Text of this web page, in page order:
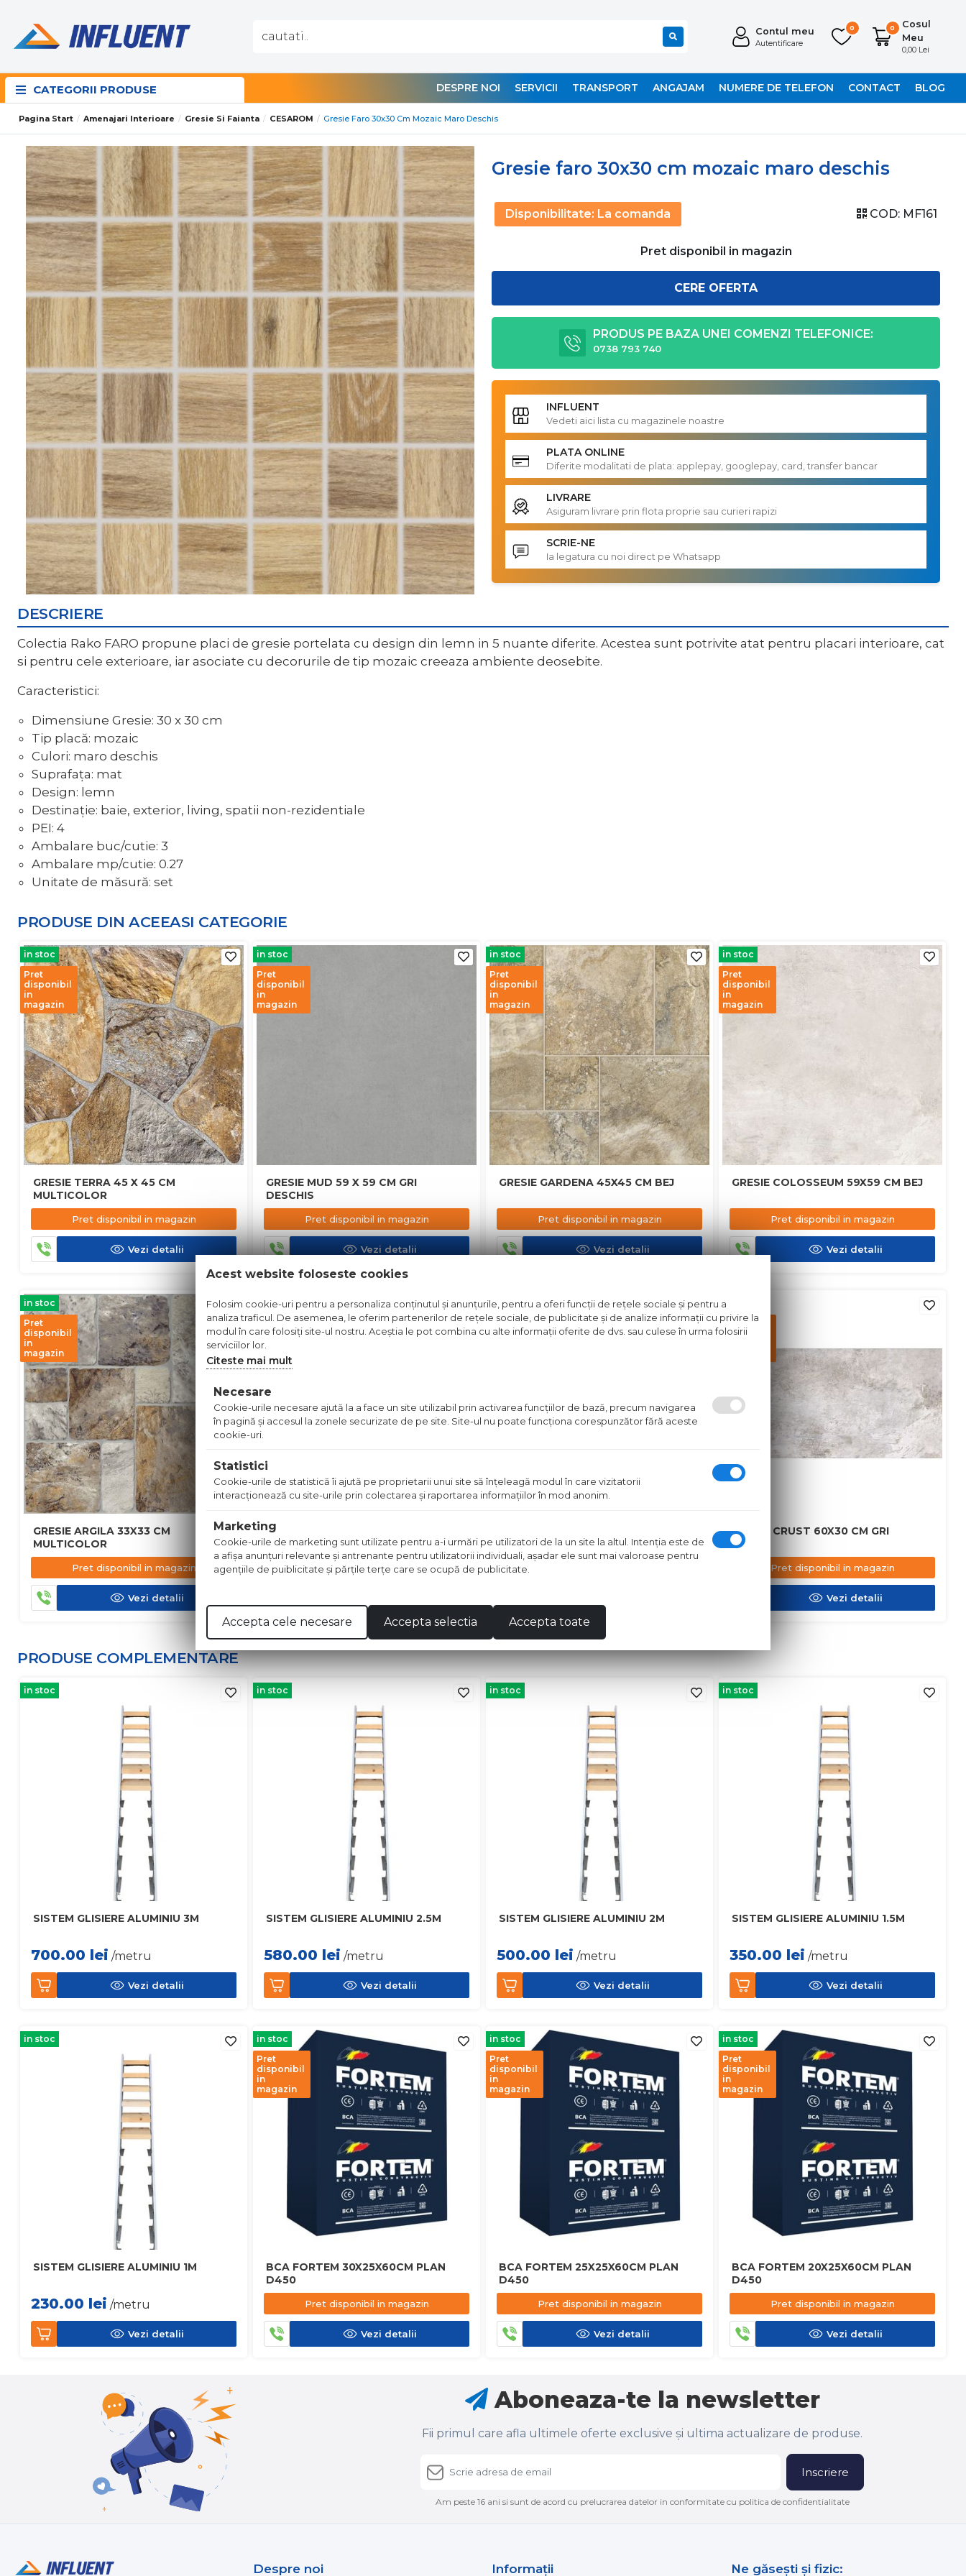
Contul meu
Autentificare
0 0
Cosul
Meu
0,00 Lei
CATEGORII PRODUSE DESPRE NOI SERVICII TRANSPORT ANGAJAM NUMERE DE TELEFON CONTACT BLOG
Pagina Start Amenajari Interioare Gresie Si Faianta CESAROM Gresie Faro 30x30 Cm Mozaic Maro Deschis
Gresie faro 30x30 cm mozaic maro deschis
Disponibilitate: La comanda COD: MF161
Pret disponibil in magazin
CERE OFERTA
PRODUS PE BAZA UNEI COMENZI TELEFONICE:
0738 793 740
INFLUENT
Vedeti aici lista cu magazinele noastre
PLATA ONLINE
Diferite modalitati de plata: applepay, googlepay, card, transfer bancar
LIVRARE
Asiguram livrare prin flota proprie sau curieri rapizi
SCRIE-NE
Ia legatura cu noi direct pe Whatsapp
DESCRIERE
Colectia Rako FARO propune placi de gresie portelata cu design din lemn in 5 nuante diferite. Acestea sunt potrivite atat pentru placari interioare, cat
si pentru cele exterioare, iar asociate cu decorurile de tip mozaic creeaza ambiente deosebite.
Caracteristici:
Dimensiune Gresie: 30 x 30 cm
Tip placă: mozaic
Culori: maro deschis
Suprafața: mat
Design: lemn
Destinație: baie, exterior, living, spatii non-rezidentiale
PEI: 4
Ambalare buc/cutie: 3
Ambalare mp/cutie: 0.27
Unitate de măsură: set
PRODUSE DIN ACEEASI CATEGORIE
in stoc
Pret
disponibil
in
magazin
GRESIE TERRA 45 X 45 CM
MULTICOLOR
Pret disponibil in magazin
Vezi detalii
in stoc
Pret
disponibil
in
magazin
GRESIE MUD 59 X 59 CM GRI
DESCHIS
Pret disponibil in magazin
Vezi detalii
in stoc
Pret
disponibil
in
magazin
GRESIE GARDENA 45X45 CM BEJ
Pret disponibil in magazin
Vezi detalii
in stoc
Pret
disponibil
in
magazin
GRESIE COLOSSEUM 59X59 CM BEJ
Pret disponibil in magazin
Vezi detalii
in stoc
Pret
disponibil
in
magazin
GRESIE ARGILA 33X33 CM
MULTICOLOR
Pret disponibil in magazin
Vezi detalii
in stoc
FAIANTA OPERA 50X20 CM MARO
41.90 lei /m 2
in stoc
Pret
disponibil
in stoc
Pret
disponibil
GRESIE CRUST 60X30 CM GRI
Pret disponibil in magazin
Vezi detalii
PRODUSE COMPLEMENTARE
in stoc
SISTEM GLISIERE ALUMINIU 3M
700.00 lei /metru
Vezi detalii
in stoc
SISTEM GLISIERE ALUMINIU 2.5M
580.00 lei /metru
Vezi detalii
in stoc
SISTEM GLISIERE ALUMINIU 2M
500.00 lei /metru
Vezi detalii
in stoc
SISTEM GLISIERE ALUMINIU 1.5M
350.00 lei /metru
Vezi detalii
in stoc
SISTEM GLISIERE ALUMINIU 1M
230.00 lei /metru
Vezi detalii
in stoc
Pret
disponibil
in
magazin
BCA FORTEM 30X25X60CM PLAN
D450
Pret disponibil in magazin
Vezi detalii
in stoc
Pret
disponibil
in
magazin
BCA FORTEM 25X25X60CM PLAN
D450
Pret disponibil in magazin
Vezi detalii
in stoc
Pret
disponibil
in
magazin
BCA FORTEM 20X25X60CM PLAN
D450
Pret disponibil in magazin
Vezi detalii
Aboneaza-te la newsletter
Fii primul care afla ultimele oferte exclusive și ultima actualizare de produse.
Inscriere
Am peste 16 ani si sunt de acord cu prelucrarea datelor in conformitate cu politica de confidentialitate
Despre noi Informaţii Ne găsești și fizic:
Acest website foloseste cookies
Folosim cookie-uri pentru a personaliza conținutul și anunțurile, pentru a oferi funcții de rețele sociale și pentru a
analiza traficul. De asemenea, le oferim partenerilor de rețele sociale, de publicitate și de analize informații cu privire la
modul în care folosiți site-ul nostru. Aceștia le pot combina cu alte informații oferite de dvs. sau culese în urma folosirii
serviciilor lor.
Citeste mai mult
Necesare
Cookie-urile necesare ajută la a face un site utilizabil prin activarea funcţiilor de bază, precum navigarea
în pagină şi accesul la zonele securizate de pe site. Site-ul nu poate funcţiona corespunzător fără aceste
cookie-uri.
Statistici
Cookie-urile de statistică îi ajută pe proprietarii unui site să înţeleagă modul în care vizitatorii
interacţionează cu site-urile prin colectarea şi raportarea informaţiilor în mod anonim.
Marketing
Cookie-urile de marketing sunt utilizate pentru a-i urmări pe utilizatori de la un site la altul. Intenţia este de
a afişa anunţuri relevante şi antrenante pentru utilizatorii individuali, aşadar ele sunt mai valoroase pentru
agenţiile de puiblicitate şi părţile terţe care se ocupă de publicitate.
Accepta cele necesare Accepta selectia Accepta toate